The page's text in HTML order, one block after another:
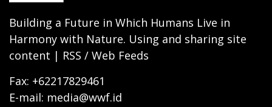
Building a Future in Which Humans Live in
Harmony with Nature. Using and sharing site
content | RSS / Web Feeds
Fax: +62217829461
E-mail: media@wwf.id